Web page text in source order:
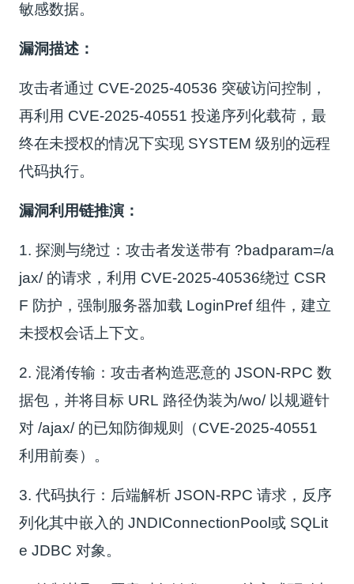
敏感数据。
漏洞描述：
攻击者通过 CVE-2025-40536 突破访问控制，
再利用 CVE-2025-40551 投递序列化载荷，最
终在未授权的情况下实现 SYSTEM 级别的远程
代码执行。
漏洞利用链推演：
1. 探测与绕过：攻击者发送带有 ?badparam=/a
jax/ 的请求，利用 CVE-2025-40536绕过 CSR
F 防护，强制服务器加载 LoginPref 组件，建立
未授权会话上下文。
2. 混淆传输：攻击者构造恶意的 JSON-RPC 数
据包，并将目标 URL 路径伪装为/wo/ 以规避针
对 /ajax/ 的已知防御规则（CVE-2025-40551
利用前奏）。
3. 代码执行：后端解析 JSON-RPC 请求，反序
列化其中嵌入的 JNDIConnectionPool或 SQLit
e JDBC 对象。